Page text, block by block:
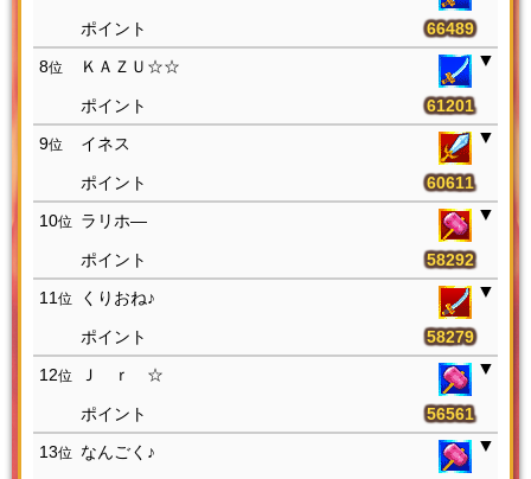
66489
8位 ＫＡＺＵ☆☆
61201
9位 イネス
60611
10位 ラリホ―
58292
11 位 くりおね♪
58279
12位 Ｊ ｒ ☆
56561
13位 なんごく♪